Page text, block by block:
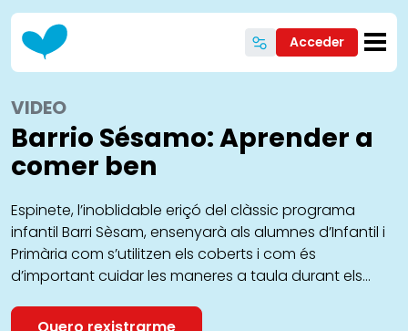
Ir o contido principal
Acceder
VIDEO
Barrio Sésamo: Aprender a
comer ben
Espinete, l’inoblidable eriçó del clàssic programa
infantil Barri Sèsam, ensenyarà als alumnes d’Infantil i
Primària com s’utilitzen els coberts i com és
d’important cuidar les maneres a taula durant els
saludable. Espinete té alguns problemes amb les